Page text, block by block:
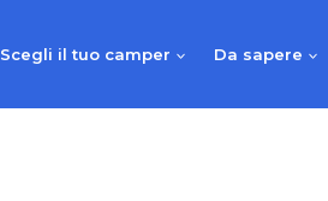
Scegli il tuo camper Da sapere